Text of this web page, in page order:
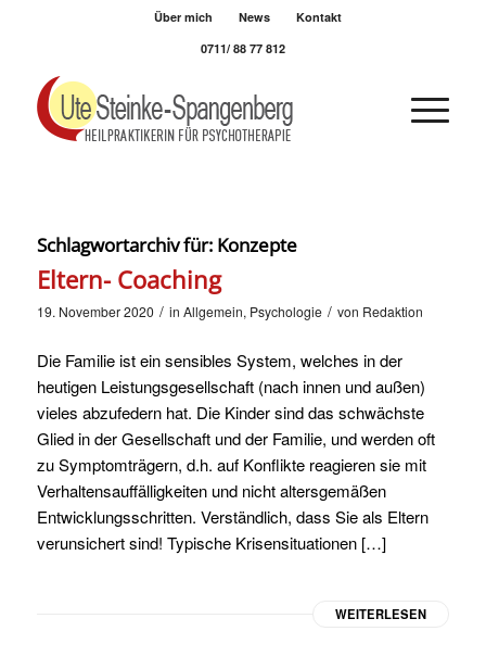
Über mich News
Kontakt
0711/ 88 77 812
Schlagwortarchiv für: Konzepte
Eltern- Coaching
19. November 2020 / in Allgemein, Psychologie / von Redaktion
Die Familie ist ein sensibles System, welches in der
heutigen Leistungsgesellschaft (nach innen und außen)
vieles abzufedern hat. Die Kinder sind das schwächste
Glied in der Gesellschaft und der Familie, und werden oft
zu Symptomträgern, d.h. auf Konflikte reagieren sie mit
Verhaltensauffälligkeiten und nicht altersgemäßen
Entwicklungsschritten. Verständlich, dass Sie als Eltern
verunsichert sind! Typische Krisensituationen […]
WEITERLESEN